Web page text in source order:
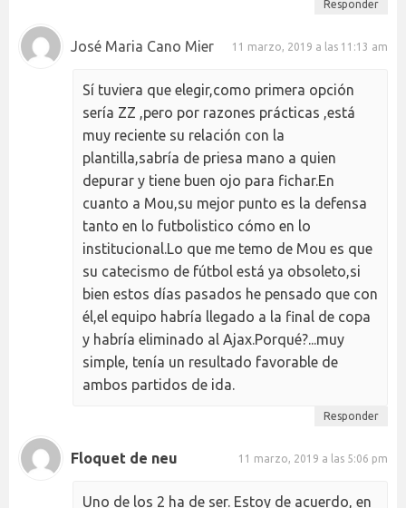
Responder
José Maria Cano Mier 11 marzo, 2019 a las 11:13 am
Sí tuviera que elegir,como primera opción
sería ZZ ,pero por razones prácticas ,está
muy reciente su relación con la
plantilla,sabría de priesa mano a quien
depurar y tiene buen ojo para fichar.En
cuanto a Mou,su mejor punto es la defensa
tanto en lo futbolistico cómo en lo
institucional.Lo que me temo de Mou es que
su catecismo de fútbol está ya obsoleto,si
bien estos días pasados he pensado que con
él,el equipo habría llegado a la final de copa
y habría eliminado al Ajax.Porqué?...muy
simple, tenía un resultado favorable de
ambos partidos de ida.
Responder
Floquet de neu 11 marzo, 2019 a las 5:06 pm
Uno de los 2 ha de ser. Estoy de acuerdo, en